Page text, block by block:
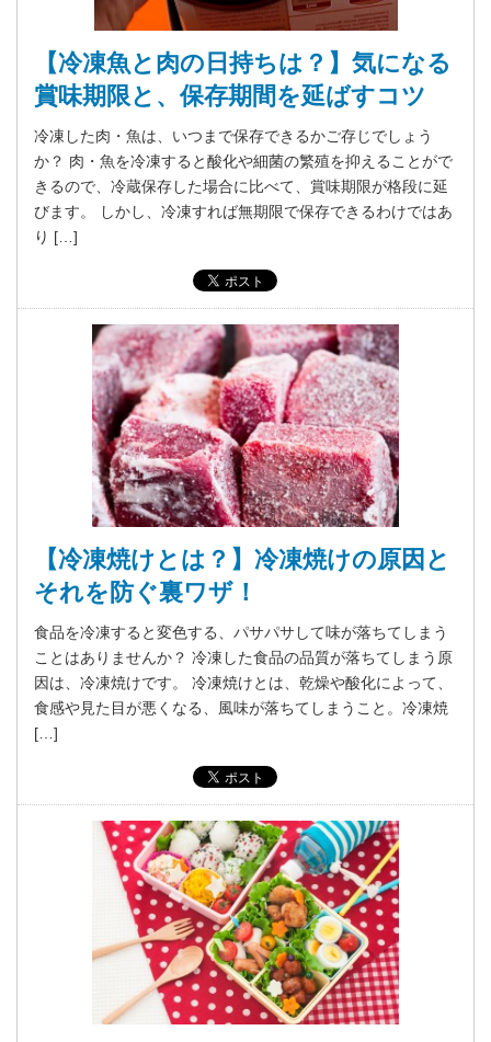
【冷凍魚と肉の日持ちは？】気になる
賞味期限と、保存期間を延ばすコツ
冷凍した肉・魚は、いつまで保存できるかご存じでしょう
か？ 肉・魚を冷凍すると酸化や細菌の繁殖を抑えることがで
きるので、冷蔵保存した場合に比べて、賞味期限が格段に延
びます。 しかし、冷凍すれば無期限で保存できるわけではあ
り […]
【冷凍焼けとは？】冷凍焼けの原因と
それを防ぐ裏ワザ！
食品を冷凍すると変色する、パサパサして味が落ちてしまう
ことはありませんか？ 冷凍した食品の品質が落ちてしまう原
因は、冷凍焼けです。 冷凍焼けとは、乾燥や酸化によって、
食感や見た目が悪くなる、風味が落ちてしまうこと。冷凍焼
[…]